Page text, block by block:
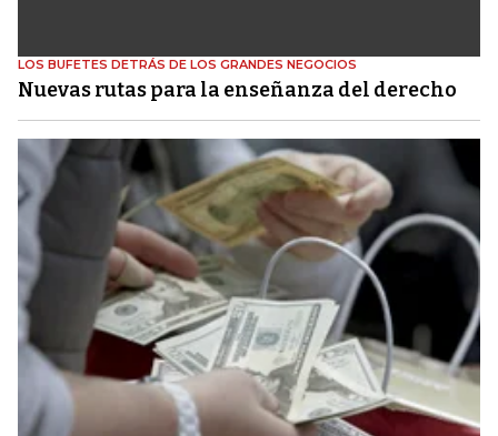
LOS BUFETES DETRÁS DE LOS GRANDES NEGOCIOS
Nuevas rutas para la enseñanza del derecho